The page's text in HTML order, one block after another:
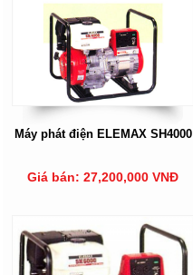
Máy phát điện ELEMAX SH4000
Giá bán: 27,200,000 VNĐ